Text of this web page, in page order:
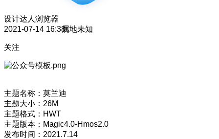
设计达人 浏览器
2021-07-14 16:38属地未知
关注
主题名称：莫兰迪
主题大小：26M
主题格式：HWT
主题版本：Magic4.0-Hmos2.0
发布时间：2021.7.14